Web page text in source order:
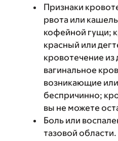
Признаки
рвота или
кофейной гущи;
красный или
кровотечение из
вагинальное
возникающие
беспричинно;
вы не можете
Боль или
тазовой области.